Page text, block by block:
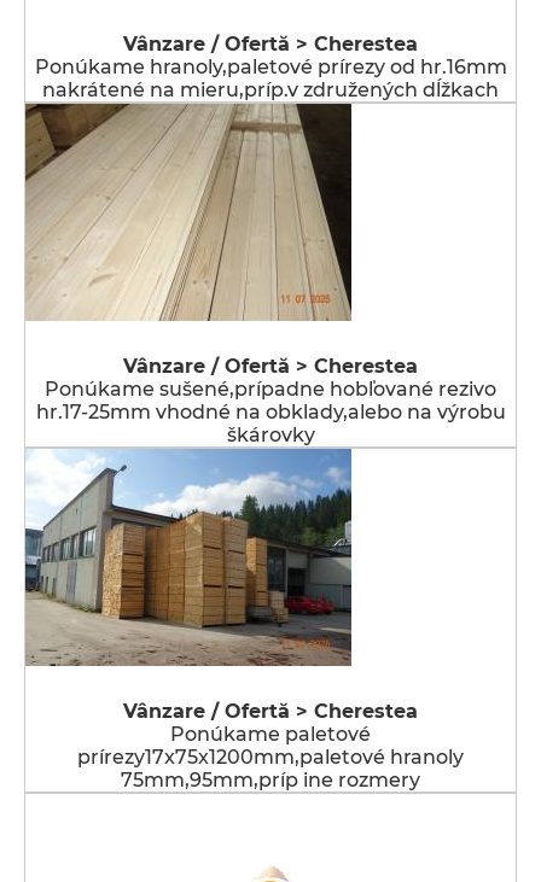
Vânzare / Ofertă > Cherestea
Ponúkame hranoly,paletové prírezy od hr.16mm
nakrátené na mieru,príp.v združených dĺžkach
Vânzare / Ofertă > Cherestea
Ponúkame sušené,prípadne hobľované rezivo
hr.17-25mm vhodné na obklady,alebo na výrobu
škárovky
Vânzare / Ofertă > Cherestea
Ponúkame paletové
prírezy17x75x1200mm,paletové hranoly
75mm,95mm,príp ine rozmery